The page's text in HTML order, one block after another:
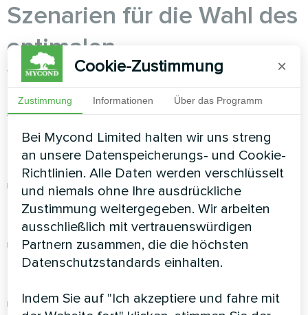
Szenarien für die Wahl des
optimalen
Wärmepumpentyps
Wann ist der Monoblock
optimal:
Bei der Modernisierung einer bestehenden
Heizungsanlage, wenn das Verlegen von
Kältemittelleitungen schwierig ist
Für Objekte mit regulatorischen
Einschränkungen hinsichtlich Kältemittel im
Wenn eine besonders einfache Montage
Cookie-Zustimmung ×
Zustimmung Informationen Über das Programm
Bei Mycond Limited halten wir uns streng
an unsere Datenspeicherungs- und Cookie-
Richtlinien. Alle Daten werden verschlüsselt
und niemals ohne Ihre ausdrückliche
Zustimmung weitergegeben. Wir arbeiten
ausschließlich mit vertrauenswürdigen
Partnern zusammen, die die höchsten
Datenschutzstandards einhalten.
Indem Sie auf "Ich akzeptiere und fahre mit